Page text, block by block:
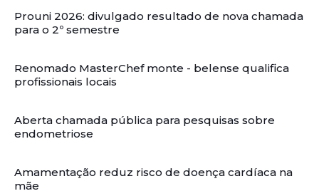
Prouni 2026: divulgado resultado de nova chamada
para o 2º semestre
Renomado MasterChef monte - belense qualifica
profissionais locais
Aberta chamada pública para pesquisas sobre
endometriose
Amamentação reduz risco de doença cardíaca na
mãe